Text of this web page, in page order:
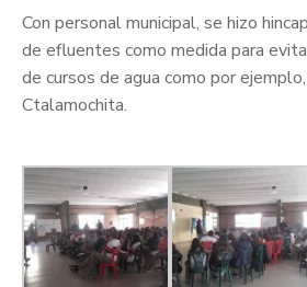
Con personal municipal, se hizo
de efluentes como medida para
de cursos de agua como por
Ctalamochita.